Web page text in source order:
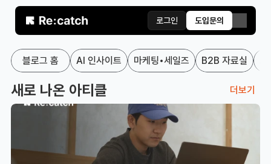
로그인 도입문의
블로그 홈 AI 인사이트 마케팅•세일즈 B2B 자료실
새로 나온 아티클 더보기